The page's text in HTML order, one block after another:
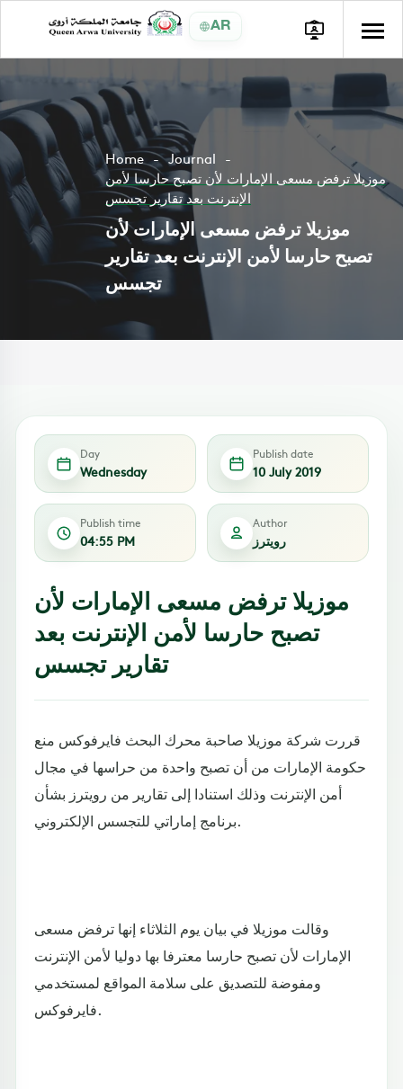
AR
Home
Journal
موزيلا ترفض مسعى الإمارات لأن تصبح حارسا لأمن
الإنترنت بعد تقارير تجسس
موزيلا ترفض مسعى الإمارات لأن
تصبح حارسا لأمن الإنترنت بعد تقارير
تجسس
Day
Wednesday
Publish date
10 July 2019
Publish time
04:55 PM
Author
رويترز
موزيلا ترفض مسعى الإمارات لأن
تصبح حارسا لأمن الإنترنت بعد
تقارير تجسس
قررت شركة موزيلا صاحبة محرك البحث فايرفوكس منع
حكومة الإمارات من أن تصبح واحدة من حراسها في مجال
أمن الإنترنت وذلك استنادا إلى تقارير من رويترز بشأن
برنامج إماراتي للتجسس الإلكتروني.
وقالت موزيلا في بيان يوم الثلاثاء إنها ترفض مسعى
الإمارات لأن تصبح حارسا معترفا بها دوليا لأمن الإنترنت
ومفوضة للتصديق على سلامة المواقع لمستخدمي
فايرفوكس.